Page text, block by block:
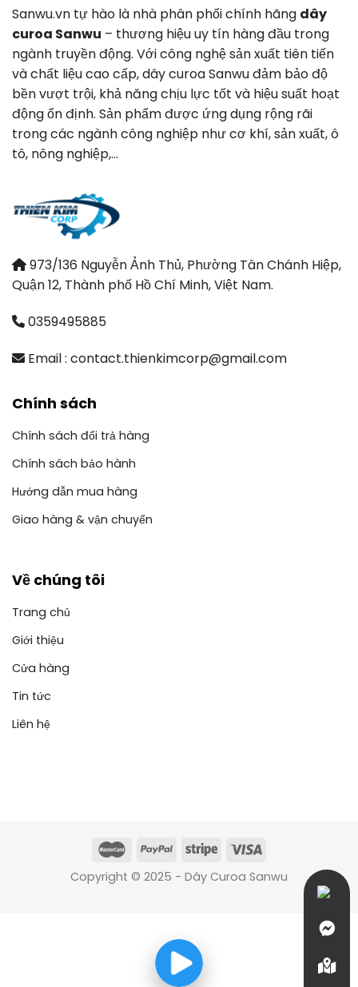
Sanwu.vn tự hào là nhà phân phối chính hãng dây
curoa Sanwu – thương hiệu uy tín hàng đầu trong
ngành truyền động. Với công nghệ sản xuất tiên tiến
và chất liệu cao cấp, dây curoa Sanwu đảm bảo độ
bền vượt trội, khả năng chịu lực tốt và hiệu suất hoạt
động ổn định. Sản phẩm được ứng dụng rộng rãi
trong các ngành công nghiệp như cơ khí, sản xuất, ô
tô, nông nghiệp,…
973/136 Nguyễn Ảnh Thủ, Phường Tân Chánh Hiệp,
Quận 12, Thành phố Hồ Chí Minh, Việt Nam.
0359495885
Email : contact.thienkimcorp@gmail.com
Chính sách
Chính sách đổi trả hàng
Chính sách bảo hành
Hướng dẫn mua hàng
Giao hàng & vận chuyển
Về chúng tôi
Trang chủ
Giới thiệu
Cửa hàng
Tin tức
Liên hệ
Copyright © 2025 - Dây Curoa Sanwu